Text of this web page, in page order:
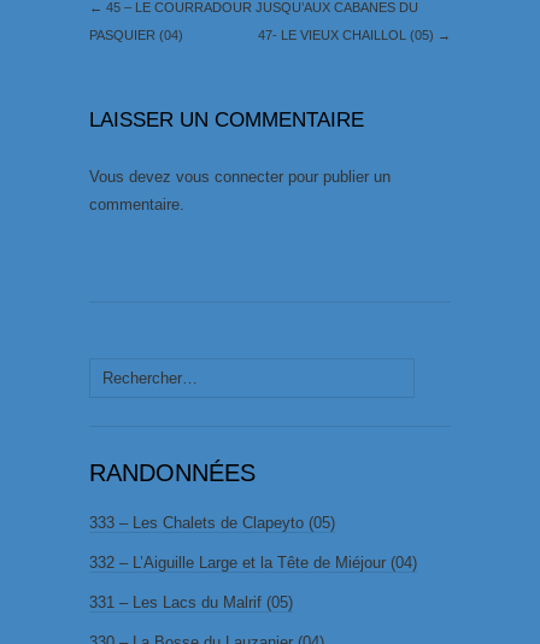
← 45 – LE COURRADOUR JUSQU’AUX CABANES DU
PASQUIER (04)
47- LE VIEUX CHAILLOL (05) →
LAISSER UN COMMENTAIRE
Vous devez vous connecter pour publier un
commentaire.
Rechercher :
RANDONNÉES
333 – Les Chalets de Clapeyto (05)
332 – L’Aiguille Large et la Tête de Miéjour (04)
331 – Les Lacs du Malrif (05)